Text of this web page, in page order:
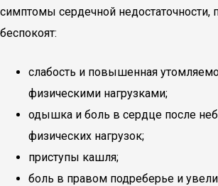
симптомы сердечной недостаточности,
беспокоят:
слабость и повышенная
физическими нагрузками;
одышка и боль в сердце после
физических нагрузок;
приступы кашля;
боль в правом подреберье и